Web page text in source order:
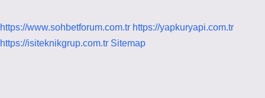
https://www.sohbetforum.com.tr https://yapkuryapi.com.tr
https://isiteknikgrup.com.tr Sitemap